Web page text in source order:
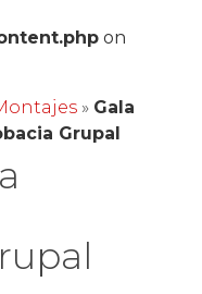
on
» Gala
Grupal